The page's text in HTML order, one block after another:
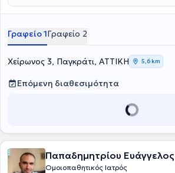
Κέντρο Υγείας Μαρκόπουλου. Η γιατρός
Στο ιδιωτικό της ιατρείο αντιμετωπίζει
παθήσεις, δυσκοιλιότητα, δυσμηνόροια,
ψωρίαση.
Γραφείο 1Γραφείο 2
Χείρωνος 3, Παγκράτι, ΑΤΤΙΚΗ 5,6 km
Επόμενη διαθεσιμότητα
Παπαδημητρίου Ευάγγελος
Ομοιοπαθητικός Ιατρός